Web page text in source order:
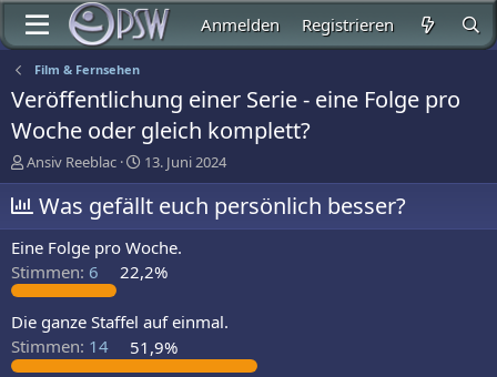
Anmelden Registrieren
Film & Fernsehen
Veröffentlichung einer Serie - eine Folge pro
Woche oder gleich komplett?
E
r
s
t
e
l
l
e
r
Ansiv Reeblac
E
r
s
t
e
l
l
a
m
13. Juni 2024
Was gefällt euch persönlich besser?
Eine Folge pro Woche.
Stimmen: 6 22,2%
Die ganze Staffel auf einmal.
Stimmen: 14 51,9%